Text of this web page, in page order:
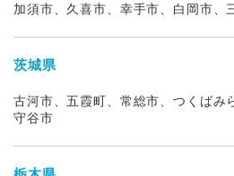
加須市、久喜市、幸手市、白岡市、
茨城県
古河市、五霞町、常総市、つくばみ
守谷市